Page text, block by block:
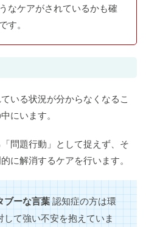
なケアがされているかも確
す。
いる状況が分からなくなるこ
にいます。
問題行動」として捉えず、そ
に解消するケアを行います。
ブーな言葉認知症の方は環
て強い不安を抱えていま